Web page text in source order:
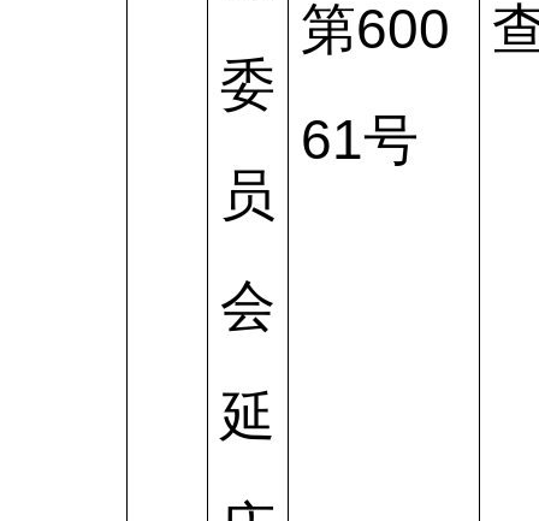
委
员
会
延
第600
61号